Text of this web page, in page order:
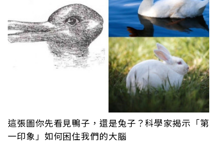
這張圖你先看見鴨子，還是兔子？科學家揭示「第
一印象」如何困住我們的大腦